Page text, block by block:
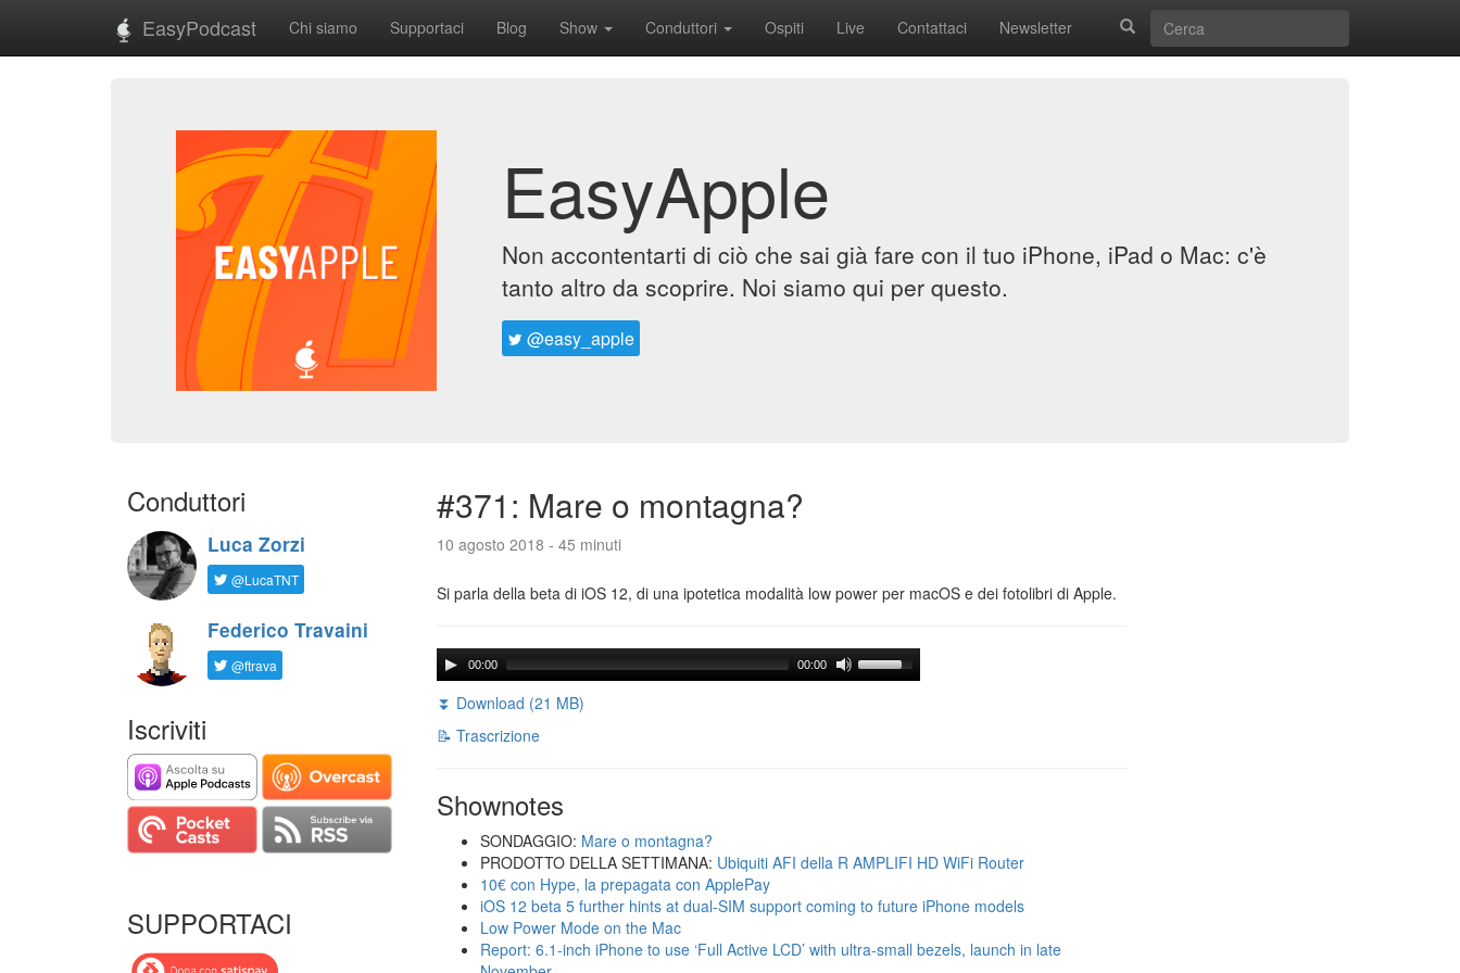
EasyPodcast Chi siamo Supportaci Blog Show Conduttori Ospiti Live Contattaci Newsletter
EasyApple
Non accontentarti di ciò che sai già fare con il tuo iPhone, iPad o Mac: c'è
tanto altro da scoprire. Noi siamo qui per questo.
@easy_apple
Conduttori
Luca Zorzi
@LucaTNT
Federico Travaini
@ftrava
Iscriviti
SUPPORTACI
#371: Mare o montagna?
10 agosto 2018 - 45 minuti
Si parla della beta di iOS 12, di una ipotetica modalità low power per macOS e dei fotolibri di Apple.
00:00 00:00
⏬ Download (21 MB)
📝 Trascrizione
Shownotes
SONDAGGIO: Mare o montagna?
PRODOTTO DELLA SETTIMANA: Ubiquiti AFI della R AMPLIFI HD WiFi Router
10€ con Hype, la prepagata con ApplePay
iOS 12 beta 5 further hints at dual-SIM support coming to future iPhone models
Low Power Mode on the Mac
Report: 6.1-inch iPhone to use ‘Full Active LCD’ with ultra-small bezels, launch in late